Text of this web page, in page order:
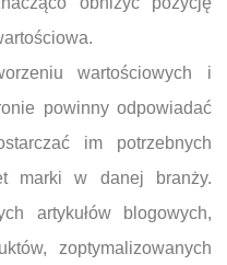
wartościowych i
powinny odpowiadać
im potrzebnych
marki w danej branży.
artykułów blogowych,
zoptymalizowanych